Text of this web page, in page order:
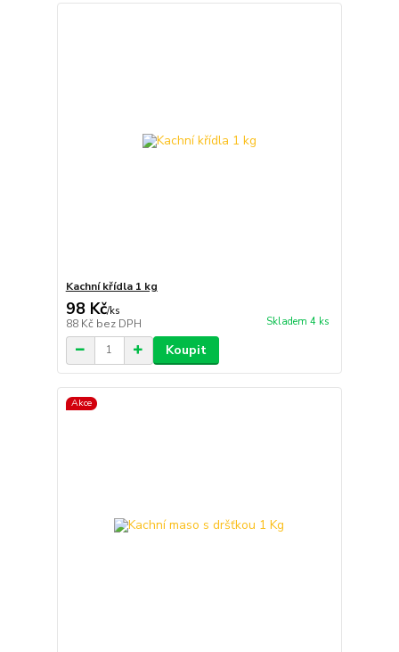
Kachní křídla 1 kg
98 Kč/ks
88 Kč bez DPH Skladem 4 ks
Koupit
Akce